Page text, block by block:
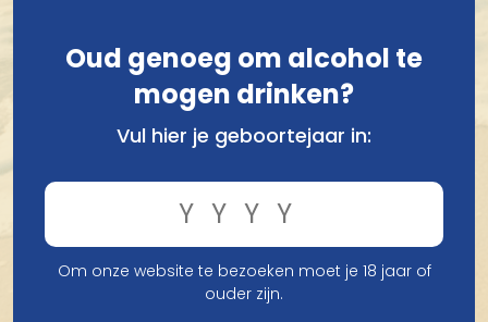
Oud genoeg om alcohol te
mogen drinken?
Vul hier je geboortejaar in:
Om onze website te bezoeken moet je 18 jaar of
ouder zijn.